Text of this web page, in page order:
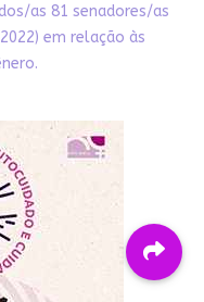
as 81 senadores/as
em relação às